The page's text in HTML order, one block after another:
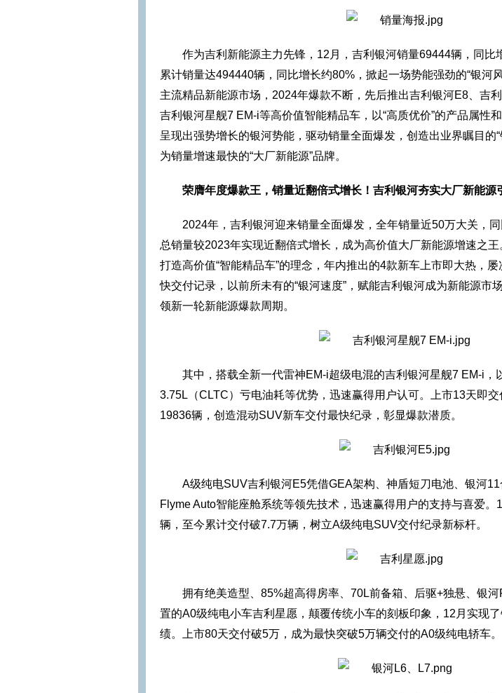
作为吉利新能源主力先锋，12月，吉利银河销量69444辆，同比
累计销量达494440辆，同比增长约80%，掀起一场势能强劲的“银河
主流精品新能源市场，2024年爆款不断，先后推出吉利银河E8、吉利
吉利银河星舰7 EM-i等高价值智能精品车，以“高质优价”的产品属性
呈现出强势增长的银河势能，驱动销量全面爆发，创造出业界瞩目的
为销量增速最快的“大厂新能源”品牌。
荣膺年度爆款王，销量近翻倍式增长！吉利银河夯实大厂新能源
2024年，吉利银河迎来销量全面爆发，全年销量近50万大关，
总销量较2023年实现近翻倍式增长，成为高价值大厂新能源增速之
打造高价值“智能精品车”的理念，年内推出的4款新车上市即大热，
快交付记录，以前所未有的“银河速度”，赋能吉利银河成为新能源市
领新一轮新能源爆款周期。
其中，搭载全新一代雷神EM-i超级电混的吉利银河星舰7 EM-i，
3.75L（CLTC）亏电油耗等优势，迅速赢得用户认可。上市13天即
19836辆，创造混动SUV新车交付最快纪录，彰显爆款潜质。
A级纯电SUV吉利银河E5凭借GEA架构、神盾短刀电池、银河
Flyme Auto智能座舱系统等领先技术，迅速赢得用户的支持与喜爱。
辆，至今累计交付破7.7万辆，树立A级纯电SUV交付纪录新标杆。
拥有绝美造型、85%超高得房率、70L前备箱、后驱+独悬、银
置的A0级纯电小车吉利星愿，颠覆传统小车的刻板印象，12月实现
绩。上市80天交付破5万，成为最快突破5万辆交付的A0级纯电轿车。